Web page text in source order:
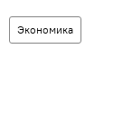
Экономика